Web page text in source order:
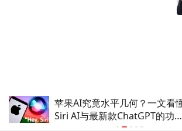
苹果macOS屏幕共享服务曝重
大漏洞：可令黑客直接控制目标